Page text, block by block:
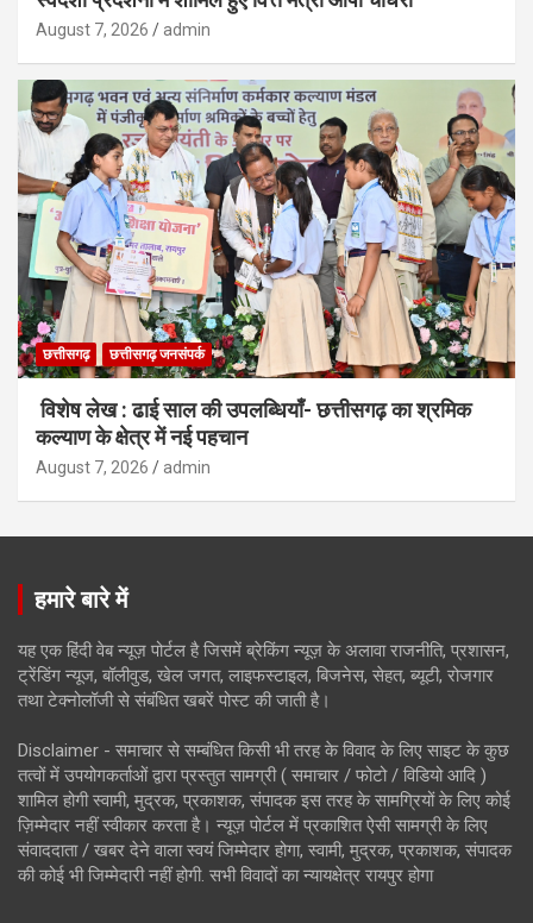
August 7, 2026 admin
छत्तीसगढ़ छत्तीसगढ़ जनसंपर्क
विशेष लेख : ढाई साल की उपलब्धियाँ- छत्तीसगढ़ का श्रमिक
कल्याण के क्षेत्र में नई पहचान
August 7, 2026 admin
हमारे बारे में
यह एक हिंदी वेब न्यूज़ पोर्टल है जिसमें ब्रेकिंग न्यूज़ के अलावा राजनीति, प्रशासन,
ट्रेंडिंग न्यूज, बॉलीवुड, खेल जगत, लाइफस्टाइल, बिजनेस, सेहत, ब्यूटी, रोजगार
तथा टेक्नोलॉजी से संबंधित खबरें पोस्ट की जाती है।
Disclaimer - समाचार से सम्बंधित किसी भी तरह के विवाद के लिए साइट के कुछ
तत्वों में उपयोगकर्ताओं द्वारा प्रस्तुत सामग्री ( समाचार / फोटो / विडियो आदि )
शामिल होगी स्वामी, मुद्रक, प्रकाशक, संपादक इस तरह के सामग्रियों के लिए कोई
ज़िम्मेदार नहीं स्वीकार करता है। न्यूज़ पोर्टल में प्रकाशित ऐसी सामग्री के लिए
संवाददाता / खबर देने वाला स्वयं जिम्मेदार होगा, स्वामी, मुद्रक, प्रकाशक, संपादक
की कोई भी जिम्मेदारी नहीं होगी. सभी विवादों का न्यायक्षेत्र रायपुर होगा